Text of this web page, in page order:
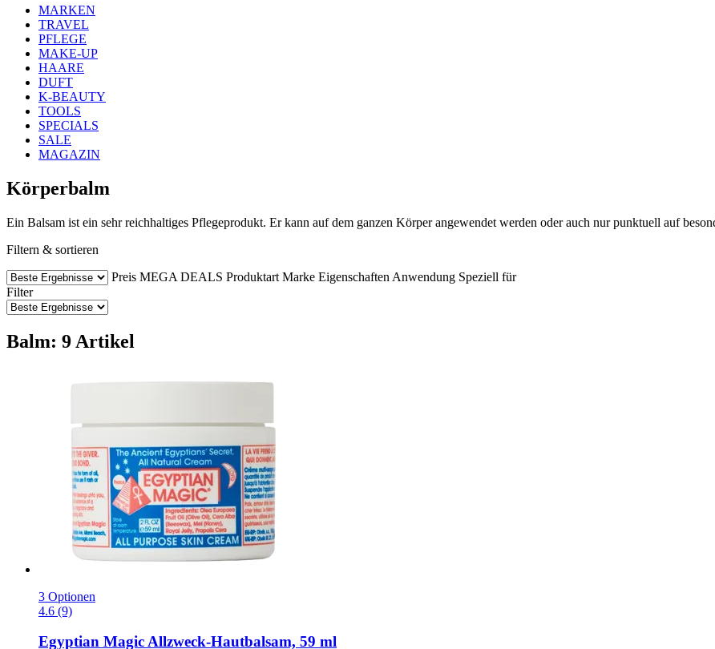
MARKEN
TRAVEL
PFLEGE
MAKE-UP
HAARE
DUFT
K-BEAUTY
TOOLS
SPECIALS
SALE
MAGAZIN
Körperbalm
Ein Balsam ist ein sehr reichhaltiges Pflegeprodukt. Er kann auf dem ganzen Körper angewendet werden oder auch nur punktuell auf
Filtern & sortieren
Preis MEGA DEALS Produktart Marke Eigenschaften Anwendung Speziell für
Filter
Balm: 9 Artikel
3 Optionen
4.6 (9)
Egyptian MagicAllzweck-​Hautbalsam, 59 ml